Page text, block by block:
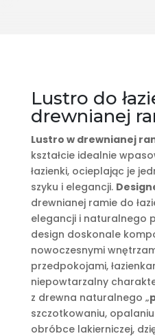
Lustro do
drewnianej
Lustro w drewnianej
kształcie idealnie
łazienki, ocieplając je
szyku i elegancji.
drewnianej ramie do
elegancji i naturalnego
design doskonale
nowoczesnymi
przedpokojami,
niepowtarzalny
z drewna naturalnego „
szczotkowaniu,
obróbce lakierniczej,